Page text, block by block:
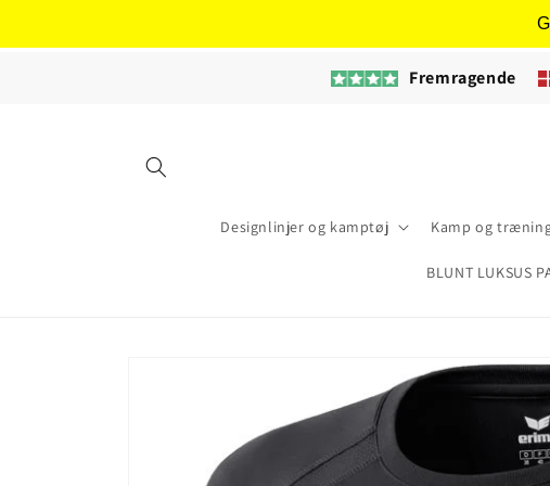
Fremragende
Designlinjer og kamptøj Kamp og
BLUNT LUKSUS